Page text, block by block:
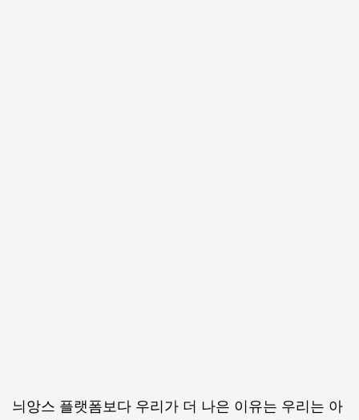
늬앙스 플랫폼보다 우리가 더 나은 이유는 우리는 아